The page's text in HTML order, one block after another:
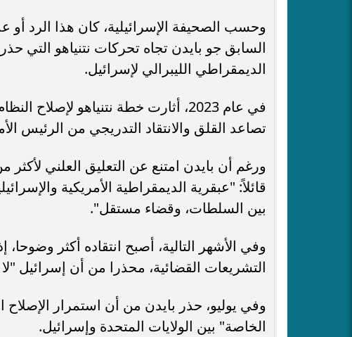
وحسب الصحيفة الإسرائيلية، كان هذا الرد أو
السابق جو بايدن تجاه تحركات نتنياهو التي
الديمقراطي الليبرالي لإسرائيل.
في عام 2023، أثارت خطة نتنياهو
تصاعد القلق والانتقاد التدريجي من الرئيس
ورغم أن بايدن امتنع عن التعليق العلني
قائلاً: "عبقرية الديمقراطية الأمريكية
بين السلطات، وقضاء مستقل".
التشريعات القضائية، محذرا من أن إسرائيل
وفي يوليو، حذر بايدن من أن استمرار
الخاصة" بين الولايات المتحدة وإسرائيل.